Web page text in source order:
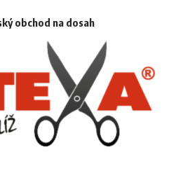
obchod na dosah